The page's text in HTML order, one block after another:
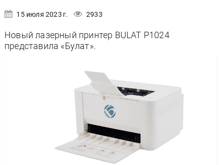
15 июля 2023 г. 2933
Новый лазерный принтер BULAT P1024
представила «Булат».